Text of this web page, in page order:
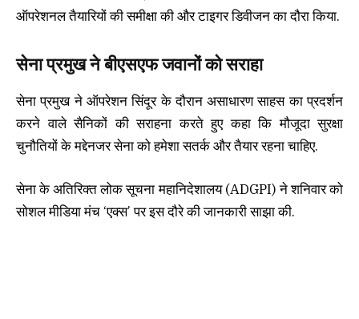
ऑपरेशनल तैयारियों की समीक्षा की और टाइगर डिवीजन का दौरा किया.
सेना प्रमुख ने बीएसएफ जवानों को सराहा
सेना प्रमुख ने ऑपरेशन सिंदूर के दौरान असाधारण साहस का प्रदर्शन
करने वाले सैनिकों की सराहना करते हुए कहा कि मौजूदा सुरक्षा
चुनौतियों के मद्देनजर सेना को हमेशा सतर्क और तैयार रहना चाहिए.
सेना के अतिरिक्त लोक सूचना महानिदेशालय (ADGPI) ने शनिवार को
सोशल मीडिया मंच ‘एक्स’ पर इस दौरे की जानकारी साझा की.